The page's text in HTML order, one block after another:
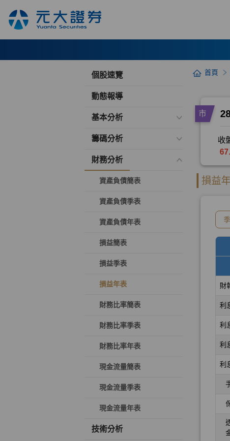
個股速覽
動態報導
基本分析
籌碼分析
財務分析
資產負債簡表
資產負債季表
資產負債年表
損益簡表
損益季表
損益年表
財務比率簡表
財務比率季表
財務比率年表
現金流量簡表
現金流量季表
現金流量年表
技術分析
首頁